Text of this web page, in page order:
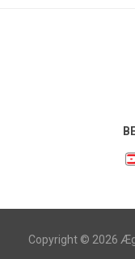
Copyright © 2026